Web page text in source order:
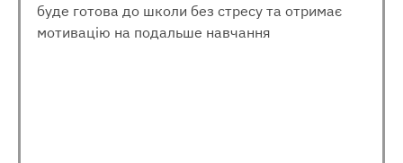
буде готова до школи без стресу та отримає
мотивацію на подальше навчання